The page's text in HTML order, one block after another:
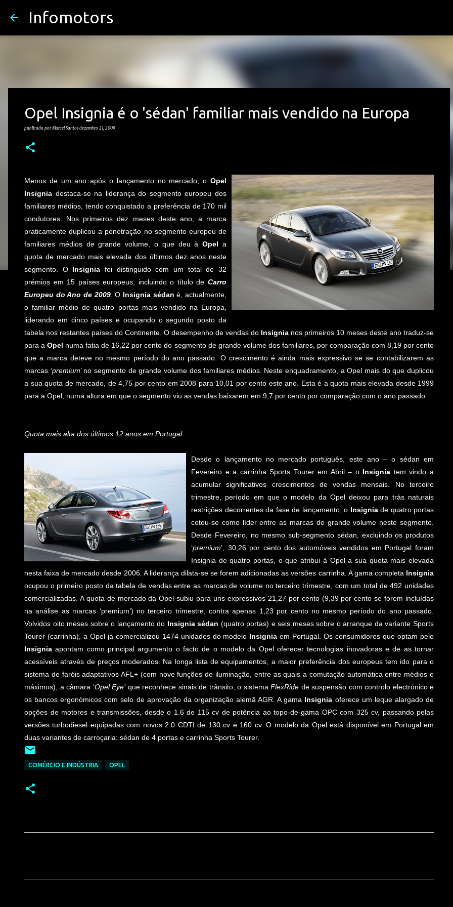
Infomotors
Opel Insignia é o 'sédan' familiar mais vendido na Europa
publicada porMarcel Santos dezembro 21, 2009
Menos de um ano após o lançamento no mercado, o Opel
Insignia destaca-se na liderança do segmento europeu dos
familiares médios, tendo conquistado a preferência de 170 mil
condutores. Nos primeiros dez meses deste ano, a marca
praticamente duplicou a penetração no segmento europeu de
familiares médios de grande volume, o que deu àOpela
quota de mercado mais elevada dos últimos dez anos neste
segmento. O Insignia foi distinguido com um total de 32
prémios em 15 países europeus, incluindo o título de Carro
Europeu do Ano de 2009. O Insignia sédan é, actualmente,
o familiar médio de quatro portas mais vendido na Europa,
liderando em cinco países e ocupando o segundo posto da
tabela nos restantes países do Continente. O desempenho de vendas do Insignia nos primeiros 10 meses deste ano traduz-se
para aOpel numa fatia de 16,22 por cento do segmento de grande volume dos familiares, por comparação com 8,19 por cento
que a marca deteve no mesmo período do ano passado. O crescimento é ainda mais expressivo se se contabilizarem as
marcas ‘premium’ no segmento de grande volume dos familiares médios. Neste enquadramento, a Opel mais do que duplicou
a sua quota de mercado, de 4,75 por cento em 2008 para 10,01 por cento este ano. Esta é a quota mais elevada desde 1999
para a Opel, numa altura em que o segmento viu as vendas baixarem em 9,7 por cento por comparação com o ano passado.
Quota mais alta dos últimos 12 anos em Portugal
Desde o lançamento no mercado português, este ano – o sédan em
Fevereiro e a carrinha Sports Tourer em Abril – o Insignia tem vindo a
acumular significativos crescimentos de vendas mensais. No terceiro
trimestre, período em que o modelo da Opel deixou para trás naturais
restrições decorrentes da fase de lançamento, o Insignia de quatro portas
cotou-se como líder entre as marcas de grande volume neste segmento.
Desde Fevereiro, no mesmo sub-segmento sédan, excluindo os produtos
‘premium’, 30,26 por cento dos automóveis vendidos em Portugal foram
Insignia de quatro portas, o que atribui à Opel a sua quota mais elevada
nesta faixa de mercado desde 2006. A liderança dilata-se se forem adicionadas as versões carrinha. A gama completa Insignia
ocupou o primeiro posto da tabela de vendas entre as marcas de volume no terceiro trimestre, com um total de 492 unidades
comercializadas. A quota de mercado da Opel subiu para uns expressivos 21,27 por cento (9,39 por cento se forem incluídas
na análise as marcas ‘premium’) no terceiro trimestre, contra apenas 1,23 por cento no mesmo período do ano passado.
Volvidos oito meses sobre o lançamento do Insignia sédan (quatro portas) e seis meses sobre o arranque da variante Sports
Tourer (carrinha), a Opel já comercializou 1474 unidades do modelo Insigniaem Portugal. Os consumidores que optam pelo
Insigniaapontam como principal argumento o facto de o modelo da Opel oferecer tecnologias inovadoras e de as tornar
acessíveis através de preços moderados. Na longa lista de equipamentos, a maior preferência dos europeus tem ido para o
sistema de faróis adaptativos AFL+ (com nove funções de iluminação, entre as quais a comutação automática entre médios e
máximos), a câmara ‘Opel Eye’que reconhece sinais de trânsito, o sistema FlexRide de suspensão com controlo electrónico e
os bancos ergonómicos com selo de aprovação da organização alemã AGR. A gama Insignia oferece um leque alargado de
opções de motores e transmissões, desde o 1.6 de 115 cv de potência ao topo-de-gama OPC com 325 cv, passando pelas
versões turbodiesel equipadas com novos 2.0 CDTI de 130 cv e 160 cv. O modelo da Opel está disponível em Portugal em
duas variantes de carroçaria: sédan de 4 portas e carrinha Sports Tourer.
COMÉRCIO E INDÚSTRIA OPEL